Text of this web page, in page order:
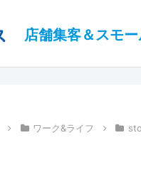
店舗集客＆スモ
ワーク&ライフ